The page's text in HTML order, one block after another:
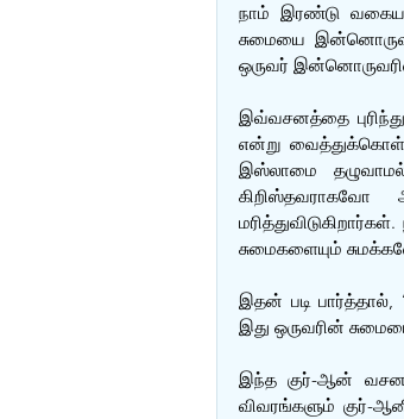
நாம் இரண்டு
சுமையை
ஒருவர்
இவ்வசனத்தை
என்று
இஸ்லாமை
கிறிஸ்தவராகவோ
சுமைகளையும்
இதன் படி பார்த்தால்,
இது ஒருவரின்
இந்த குர்-ஆன்
விவரங்களும் குர்-